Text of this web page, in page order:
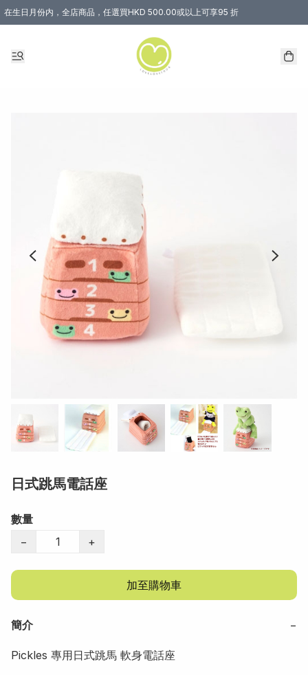
在生日月份内，全店商品，任選買HKD 500.00或以上可享95 折
日式跳馬電話座
數量
−
+
加至購物車
簡介 −
Pickles 專用日式跳馬 軟身電話座